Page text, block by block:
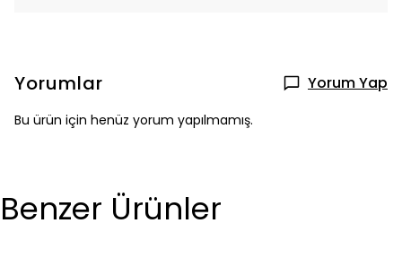
Yorumlar Yorum Yap
Bu ürün için henüz yorum yapılmamış.
Benzer Ürünler